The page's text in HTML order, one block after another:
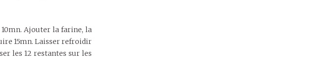
Ajouter la farine, la
15mn. Laisser refroidir
les 12 restantes sur les